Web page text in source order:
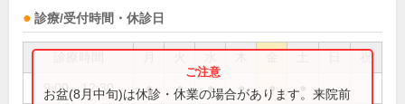
診療/受付時間・休診日
祝
9:00～12:30 ● ● ● ● ●
お盆(8月中旬)は休診・休業の場合があります。来院前